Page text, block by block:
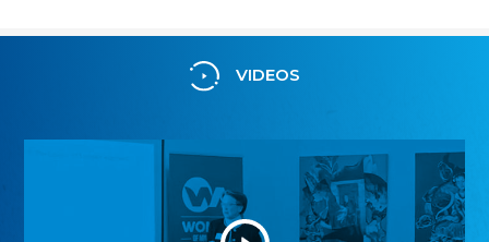
VIDEOS